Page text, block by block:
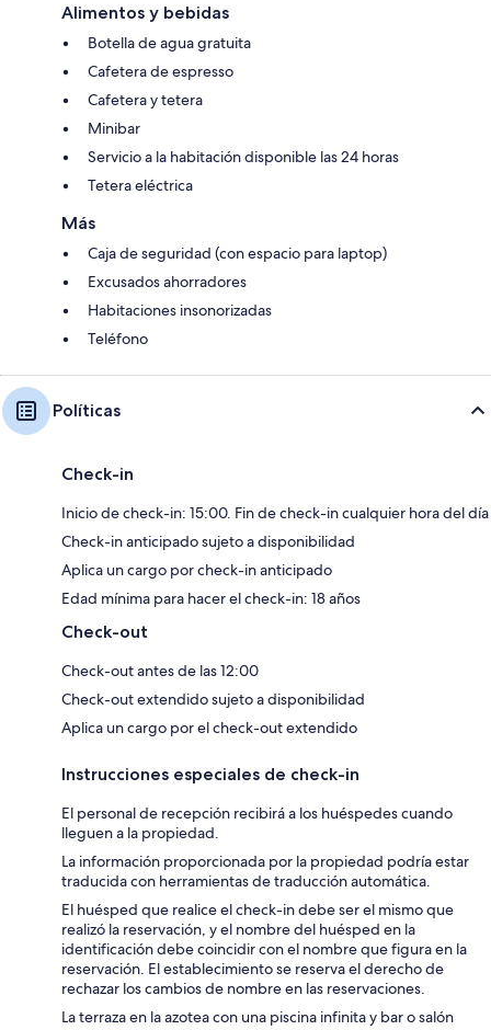
Alimentos y bebidas
Botella de agua gratuita
Cafetera de espresso
Cafetera y tetera
Minibar
Servicio a la habitación disponible las 24 horas
Tetera eléctrica
Más
Caja de seguridad (con espacio para laptop)
Excusados ahorradores
Habitaciones insonorizadas
Teléfono
Políticas
Check-in
Inicio de check-in: 15:00. Fin de check-in cualquier hora del día
Check-in anticipado sujeto a disponibilidad
Aplica un cargo por check-in anticipado
Edad mínima para hacer el check-in: 18 años
Check-out
Check-out antes de las 12:00
Check-out extendido sujeto a disponibilidad
Aplica un cargo por el check-out extendido
Instrucciones especiales de check-in
El personal de recepción recibirá a los huéspedes cuando
lleguen a la propiedad.
La información proporcionada por la propiedad podría estar
traducida con herramientas de traducción automática.
El huésped que realice el check-in debe ser el mismo que
realizó la reservación, y el nombre del huésped en la
identificación debe coincidir con el nombre que figura en la
reservación. El establecimiento se reserva el derecho de
rechazar los cambios de nombre en las reservaciones.
La terraza en la azotea con una piscina infinita y bar o salón